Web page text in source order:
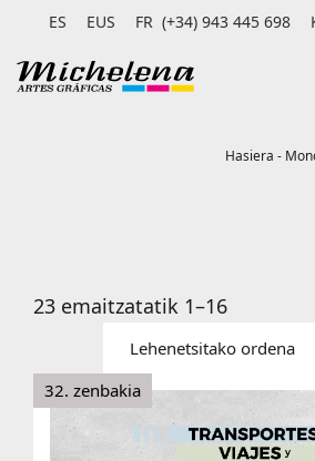
ES EUS FR (+34) 943 445 698
Hasiera -
23 emaitzatatik 1–16
32. zenbakia